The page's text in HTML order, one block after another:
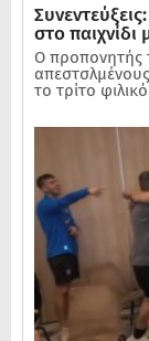
στο παιχνίδι
Ο προπονητής
το τρίτο